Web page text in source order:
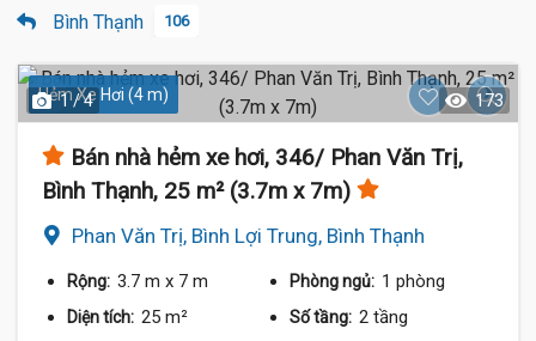
Bình Thạnh 106
Hẻm Xe Hơi (4 m)
1 / 4 173
Bán nhà hẻm xe hơi, 346/ Phan Văn Trị,
Bình Thạnh, 25 m² (3.7m x 7m)
Phan Văn Trị, Bình Lợi Trung, Bình Thạnh
Rộng: 3.7 m x 7 m Phòng ngủ: 1 phòng
Diện tích: 25 m² Số tầng: 2 tầng